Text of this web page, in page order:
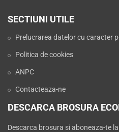
SECTIUNI UTILE
Prelucrarea datelor cu caracter
Politica de cookies
ANPC
Contacteaza-ne
DESCARCA BROSURA
Descarca brosura si aboneaza-te